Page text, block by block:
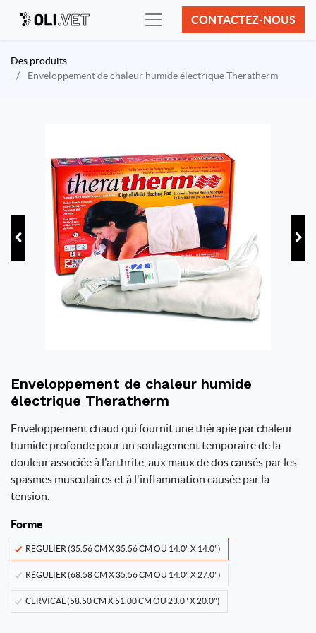
CONTACTEZ-NOUS
Des produits
Enveloppement de chaleur humide électrique Theratherm
Enveloppement de chaleur humide
électrique Theratherm
Enveloppement chaud qui fournit une thérapie par chaleur
humide profonde pour un soulagement temporaire de la
douleur associée à l'arthrite, aux maux de dos causés par les
spasmes musculaires et à l'inflammation causée par la
tension.
Forme
RÉGULIER (35.56 CM X 35.56 CM OU 14.0" X 14.0")
RÉGULIER (68.58 CM X 35.56 CM OU 14.0" X 27.0")
CERVICAL (58.50 CM X 51.00 CM OU 23.0" X 20.0")